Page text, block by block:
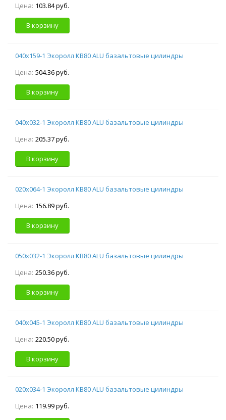
Цена: 103.84 руб.
В корзину
040х159-1 Экоролл КВ80 ALU базальтовые цилиндры
Цена: 504.36 руб.
В корзину
040х032-1 Экоролл КВ80 ALU базальтовые цилиндры
Цена: 205.37 руб.
В корзину
020х064-1 Экоролл КВ80 ALU базальтовые цилиндры
Цена: 156.89 руб.
В корзину
050х032-1 Экоролл КВ80 ALU базальтовые цилиндры
Цена: 250.36 руб.
В корзину
040х045-1 Экоролл КВ80 ALU базальтовые цилиндры
Цена: 220.50 руб.
В корзину
020х034-1 Экоролл КВ80 ALU базальтовые цилиндры
Цена: 119.99 руб.